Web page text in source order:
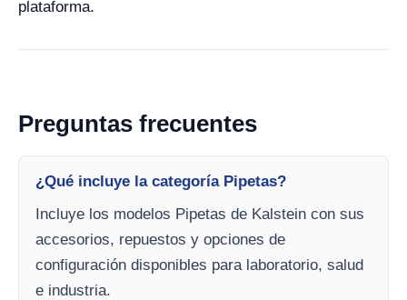
plataforma.
Preguntas frecuentes
¿Qué incluye la categoría Pipetas?
Incluye los modelos Pipetas de Kalstein con sus
accesorios, repuestos y opciones de
configuración disponibles para laboratorio, salud
e industria.